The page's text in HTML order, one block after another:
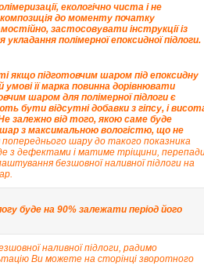
екологічно чиста і не
до моменту початку
застосовувати інструкції із
полімерної епоксидної підлоги.
якщо підготовчим шаром під епоксидну
її марка повинна дорівнювати
шаром для полімерної підлоги є
бути відсутні добавки з гіпсу, і
залежно від того, якою саме буде
з максимальною вологістю, що не
попереднього шару до такого показника
з дефектами і матиме тріщини,
безшовної наливної підлоги на
буде на 90% залежати період його
наливної підлоги, радимо
Ви можете на сторінці зворотного